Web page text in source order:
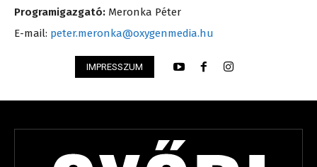
Programigazgató: Meronka Péter
E-mail: peter.meronka@oxygenmedia.hu
IMPRESSZUM